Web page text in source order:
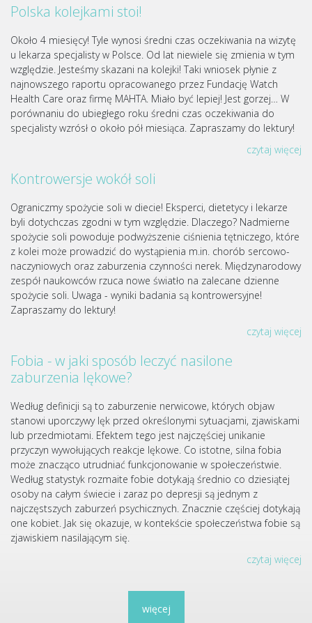
Polska kolejkami stoi!
Około 4 miesięcy! Tyle wynosi średni czas oczekiwania na wizytę
u lekarza specjalisty w Polsce. Od lat niewiele się zmienia w tym
względzie. Jesteśmy skazani na kolejki! Taki wniosek płynie z
najnowszego raportu opracowanego przez Fundację Watch
Health Care oraz firmę MAHTA. Miało być lepiej! Jest gorzej… W
porównaniu do ubiegłego roku średni czas oczekiwania do
specjalisty wzrósł o około pół miesiąca. Zapraszamy do lektury!
czytaj więcej
Kontrowersje wokół soli
Ograniczmy spożycie soli w diecie! Eksperci, dietetycy i lekarze
byli dotychczas zgodni w tym względzie. Dlaczego? Nadmierne
spożycie soli powoduje podwyższenie ciśnienia tętniczego, które
z kolei może prowadzić do wystąpienia m.in. chorób sercowo-
naczyniowych oraz zaburzenia czynności nerek. Międzynarodowy
zespół naukowców rzuca nowe światło na zalecane dzienne
spożycie soli. Uwaga - wyniki badania są kontrowersyjne!
Zapraszamy do lektury!
czytaj więcej
Fobia - w jaki sposób leczyć nasilone
zaburzenia lękowe?
Według definicji są to zaburzenie nerwicowe, których objaw
stanowi uporczywy lęk przed określonymi sytuacjami, zjawiskami
lub przedmiotami. Efektem tego jest najczęściej unikanie
przyczyn wywołujących reakcje lękowe. Co istotne, silna fobia
może znacząco utrudniać funkcjonowanie w społeczeństwie.
Według statystyk rozmaite fobie dotykają średnio co dziesiątej
osoby na całym świecie i zaraz po depresji są jednym z
najczęstszych zaburzeń psychicznych. Znacznie częściej dotykają
one kobiet. Jak się okazuje, w kontekście społeczeństwa fobie są
zjawiskiem nasilającym się.
czytaj więcej
więcej